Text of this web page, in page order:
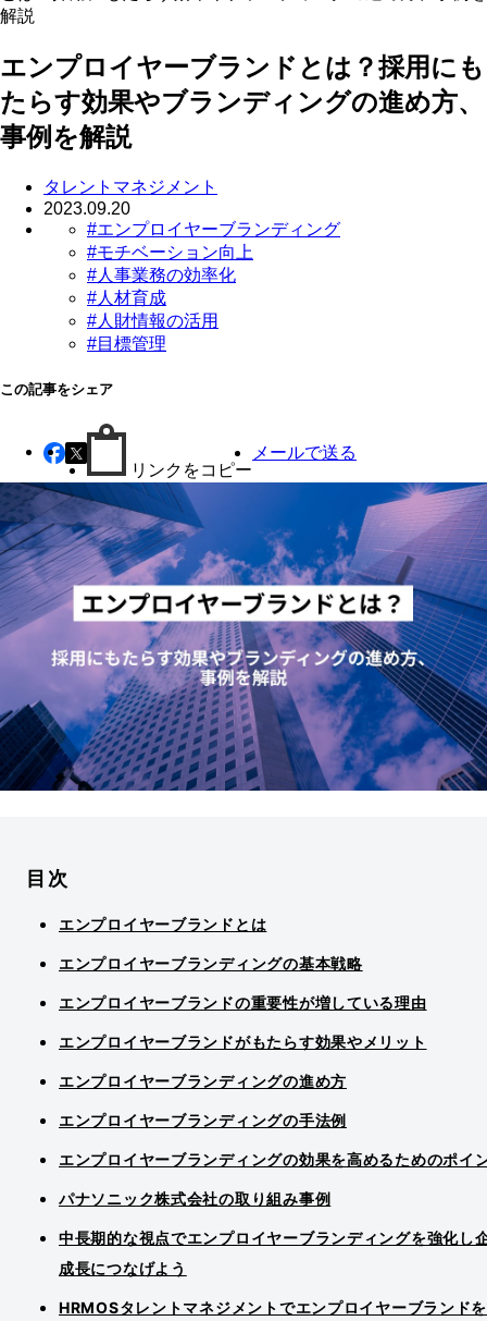
解説
エンプロイヤーブランドとは？採用にも
たらす効果やブランディングの進め方、
事例を解説
タレントマネジメント
2023.09.20
#エンプロイヤーブランディング
#モチベーション向上
#人事業務の効率化
#人材育成
#人財情報の活用
#目標管理
この記事をシェア
リンクをコピー
メールで送る
目次
エンプロイヤーブランドとは
エンプロイヤーブランディングの基本戦略
エンプロイヤーブランドの重要性が増している理由
エンプロイヤーブランドがもたらす効果やメリット
エンプロイヤーブランディングの進め方
エンプロイヤーブランディングの手法例
エンプロイヤーブランディングの効果を高めるためのポイ
パナソニック株式会社の取り組み事例
中長期的な視点でエンプロイヤーブランディングを強化し
成長につなげよう
HRMOSタレントマネジメントでエンプロイヤーブランド